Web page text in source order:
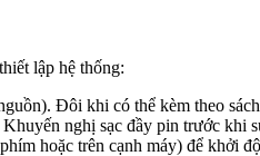
lập hệ thống:
Đôi khi có thể kèm theo
nghị sạc đầy pin trước
hoặc trên cạnh máy) để khởi